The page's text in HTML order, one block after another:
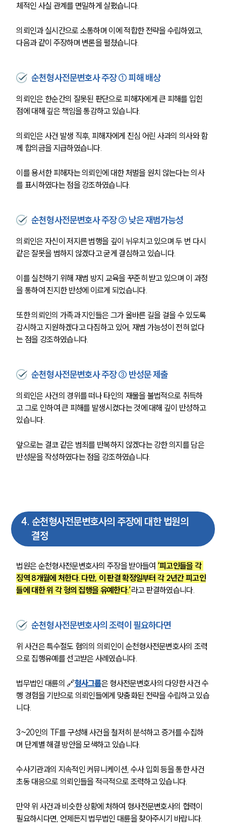
그룹소개
대륜의 강점
오시는 길
글로벌 파트너 로펌
고객의 소리
통합검색
AI대륜
체적인 사실 관계를 면밀하게 살폈습니다.
의뢰인과 실시간으로 소통하며 이에 적합한 전략을 수립하였고,
다음과 같이 주장하며 변론을 펼쳤습니다.
순천형사전문변호사 주장 ① 피해 배상
의뢰인은 한순간의 잘못된 판단으로 피해자에게 큰 피해를 입힌
점에 대해 깊은 책임을 통감하고 있습니다.
의뢰인은 사건 발생 직후, 피해자에게 진심 어린 사과의 의사와 함
께 합의금을 지급하였습니다.
이를 용서한 피해자는 의뢰인에 대한 처벌을 원치 않는다는 의사
를 표시하였다는 점을 강조하였습니다.
순천형사전문변호사 주장 ② 낮은 재범가능성
의뢰인은 자신이 저지른 범행을 깊이 뉘우치고 있으며 두 번 다시
같은 잘못을 범하지 않겠다고 굳게 결심하고 있습니다.
이를 실천하기 위해 재범 방지 교육을 꾸준히 받고 있으며 이 과정
을 통하여 진지한 반성에 이르게 되었습니다.
또한 의뢰인의 가족과 지인들은 그가 올바른 길을 걸을 수 있도록
감시하고 지원하겠다고 다짐하고 있어, 재범 가능성이 전혀 없다
는 점을 강조하였습니다.
순천형사전문변호사 주장 ③ 반성문 제출
의뢰인은 사건의 경위를 떠나 타인의 재물을 불법적으로 취득하
고 그로 인하여 큰 피해를 발생시켰다는 것에 대해 깊이 반성하고
있습니다.
앞으로는 결코 같은 범죄를 반복하지 않겠다는 강한 의지를 담은
반성문을 작성하였다는 점을 강조하였습니다.
4. 순천형사전문변호사의 주장에 대한 법원의
결정
법원은 순천형사전문변호사의 주장을 받아들여 ‘피고인들을 각
징역 8개월에 처한다. 다만, 이 판결 확정일부터 각 2년간 피고인
들에 대한 위 각 형의 집행을 유예한다.’라고 판결하였습니다.
순천형사전문변호사의 조력이 필요하다면
위 사건은 특수절도 혐의의 의뢰인이 순천형사전문변호사의 조력
으로 집행유예를 선고받은 사례였습니다.
법무법인 대륜의 🔗형사그룹은 형사전문변호사의 다양한 사건 수
행 경험을 기반으로 의뢰인들에게 맞춤화된 전략을 수립하고 있습
니다.
3~20인의 TF를 구성해 사건을 철저히 분석하고 증거를 수집하
며 단계별 해결 방안을 모색하고 있습니다.
수사기관과의 지속적인 커뮤니케이션, 수사 입회 등을 통한 사건
초동 대응으로 의뢰인들을 적극적으로 조력하고 있습니다.
만약 위 사건과 비슷한 상황에 처하여 형사전문변호사의 협력이
필요하시다면, 언제든지 법무법인 대륜을 찾아주시기 바랍니다.